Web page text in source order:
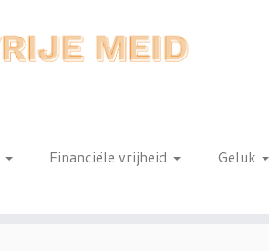
Financiële vrijheid Geluk